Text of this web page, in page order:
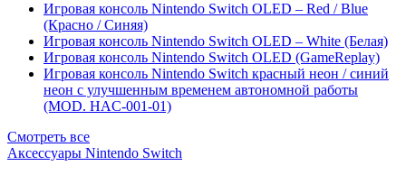
Игровая консоль Nintendo Switch OLED – Red / Blue
(Красно / Синяя)
Игровая консоль Nintendo Switch OLED – White (Белая)
Игровая консоль Nintendo Switch OLED (GameReplay)
Игровая консоль Nintendo Switch красный неон / синий
неон с улучшенным временем автономной работы
(MOD. HAC-001-01)
Смотреть все
Аксессуары Nintendo Switch